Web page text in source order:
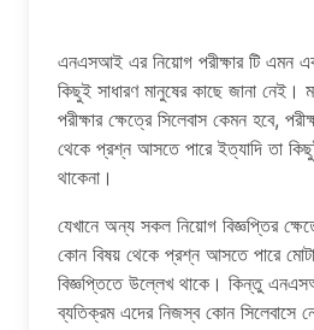
এনএসআই এর নিয়োগ পরীক্ষার টি এমন
কিছুই সাধারণ মানুষের কাছে জানা
পরীক্ষার ক্ষেত্রে সিলেবাস কেমন হবে,
থেকে প্রশ্ন আসতে পারে ইত্যাদি তা
থাকেনা।
যেখানে অন্য সকল নিয়োগ বিজ্ঞপ্তির
কোন বিষয় থেকে প্রশ্ন আসতে পারে
বিজ্ঞপ্তিতে উল্লেখ থাকে। কিন্তু
ব্যতিক্রম এদের নিজস্ব কোন সিলেবাসে